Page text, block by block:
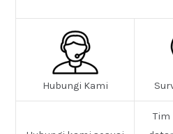
Hubungi Kami
Tim